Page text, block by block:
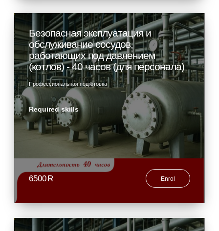
Безопасная эксплуатация и
обслуживание сосудов,
работающих под давлением
(котлов) - 40 часов (для персонала)
Профессиональная подготовка
Required skills
6500R Enrol